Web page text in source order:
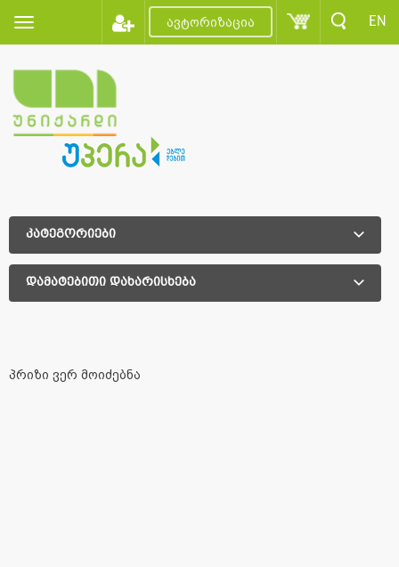
ავტორიზაცია EN
კატეგორიები
დამატებითი დახარისხება
პრიზი ვერ მოიძებნა